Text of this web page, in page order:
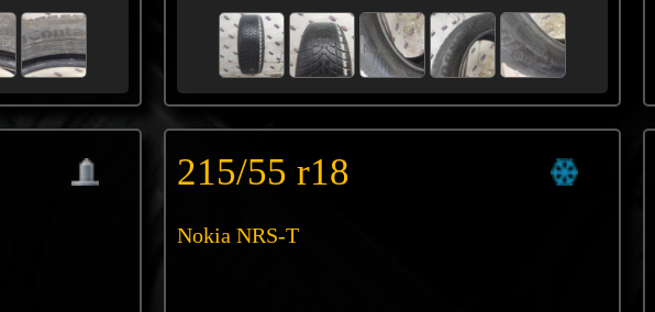
215/55 r18
Nokia NRS-T